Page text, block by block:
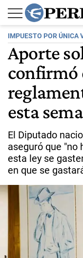
IMPUESTO POR ÚNICA
Aporte
confirmó
esta
El Diputado
aseguró que "no
esta ley se
en que se